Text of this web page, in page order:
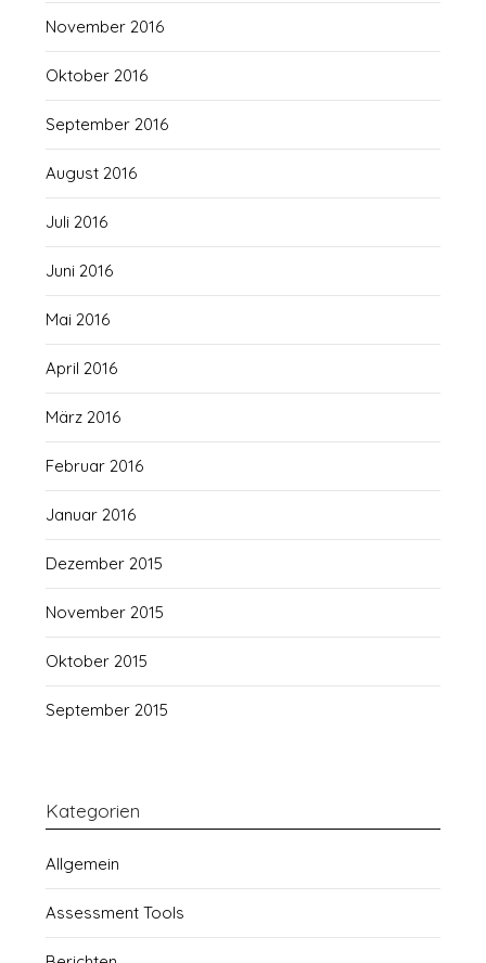
November 2016
Oktober 2016
September 2016
August 2016
Juli 2016
Juni 2016
Mai 2016
April 2016
März 2016
Februar 2016
Januar 2016
Dezember 2015
November 2015
Oktober 2015
September 2015
Kategorien
Allgemein
Assessment Tools